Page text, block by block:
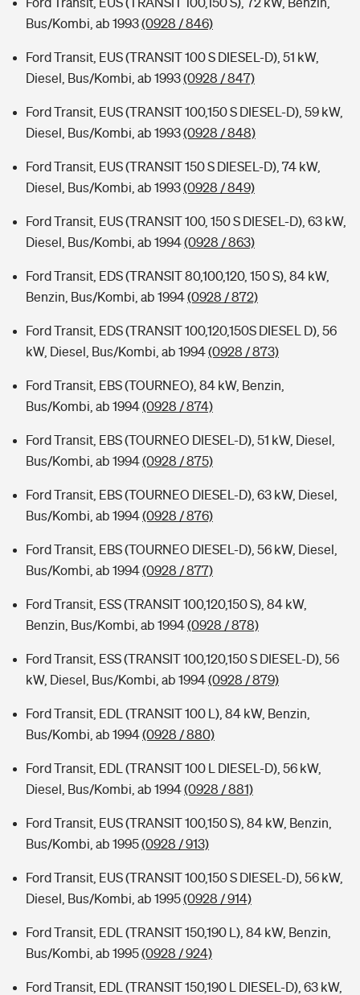
Bus/Kombi, ab 1993(0928 / 846)
Ford Transit, EUS (TRANSIT 100 S DIESEL-D), 51 kW,
Diesel, Bus/Kombi, ab 1993(0928 / 847)
Ford Transit, EUS (TRANSIT 100,150 S DIESEL-D), 59 kW,
Diesel, Bus/Kombi, ab 1993(0928 / 848)
Ford Transit, EUS (TRANSIT 150 S DIESEL-D), 74 kW,
Diesel, Bus/Kombi, ab 1993(0928 / 849)
Ford Transit, EUS (TRANSIT 100, 150 S DIESEL-D), 63 kW,
Diesel, Bus/Kombi, ab 1994(0928 / 863)
Ford Transit, EDS (TRANSIT 80,100,120, 150 S), 84 kW,
Benzin, Bus/Kombi, ab 1994(0928 / 872)
Ford Transit, EDS (TRANSIT 100,120,150S DIESEL D), 56
kW, Diesel, Bus/Kombi, ab 1994(0928 / 873)
Ford Transit, EBS (TOURNEO), 84 kW, Benzin,
Bus/Kombi, ab 1994(0928 / 874)
Ford Transit, EBS (TOURNEO DIESEL-D), 51 kW, Diesel,
Bus/Kombi, ab 1994(0928 / 875)
Ford Transit, EBS (TOURNEO DIESEL-D), 63 kW, Diesel,
Bus/Kombi, ab 1994(0928 / 876)
Ford Transit, EBS (TOURNEO DIESEL-D), 56 kW, Diesel,
Bus/Kombi, ab 1994(0928 / 877)
Ford Transit, ESS (TRANSIT 100,120,150 S), 84 kW,
Benzin, Bus/Kombi, ab 1994(0928 / 878)
Ford Transit, ESS (TRANSIT 100,120,150 S DIESEL-D), 56
kW, Diesel, Bus/Kombi, ab 1994(0928 / 879)
Ford Transit, EDL (TRANSIT 100 L), 84 kW, Benzin,
Bus/Kombi, ab 1994(0928 / 880)
Ford Transit, EDL (TRANSIT 100 L DIESEL-D), 56 kW,
Diesel, Bus/Kombi, ab 1994(0928 / 881)
Ford Transit, EUS (TRANSIT 100,150 S), 84 kW, Benzin,
Bus/Kombi, ab 1995(0928 / 913)
Ford Transit, EUS (TRANSIT 100,150 S DIESEL-D), 56 kW,
Diesel, Bus/Kombi, ab 1995(0928 / 914)
Ford Transit, EDL (TRANSIT 150,190 L), 84 kW, Benzin,
Bus/Kombi, ab 1995(0928 / 924)
Ford Transit, EDL (TRANSIT 150,190 L DIESEL-D), 63 kW,